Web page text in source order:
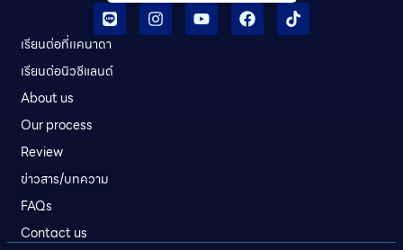
เรียนต่อที่เเคนาดา
เรียนต่อนิวซีแลนด์​
About us
Our process
Review
ข่าวสาร/บทความ
FAQs
Contact us